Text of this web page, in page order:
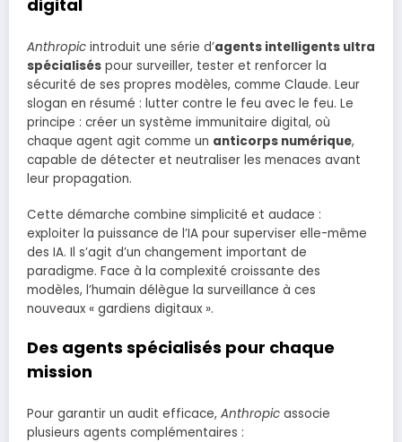
digital
Anthropic introduit une série d’agents intelligents ultra
spécialisés pour surveiller, tester et renforcer la
sécurité de ses propres modèles, comme Claude. Leur
slogan en résumé : lutter contre le feu avec le feu. Le
principe : créer un système immunitaire digital, où
chaque agent agit comme un anticorps numérique,
capable de détecter et neutraliser les menaces avant
leur propagation.
Cette démarche combine simplicité et audace :
exploiter la puissance de l’IA pour superviser elle-même
des IA. Il s’agit d’un changement important de
paradigme. Face à la complexité croissante des
modèles, l’humain délègue la surveillance à ces
nouveaux « gardiens digitaux ».
Des agents spécialisés pour chaque
mission
Pour garantir un audit efficace, Anthropic associe
plusieurs agents complémentaires :